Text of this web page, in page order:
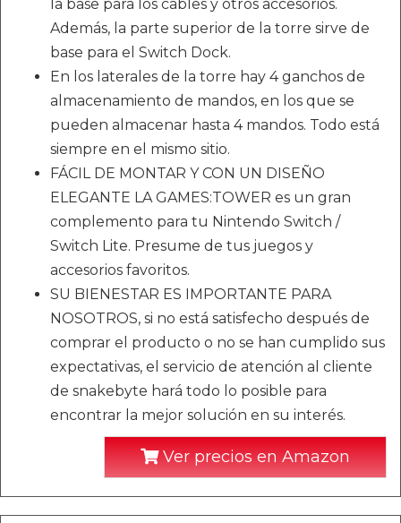
la base para los cables y otros accesorios.
Además, la parte superior de la torre sirve de
base para el Switch Dock.
En los laterales de la torre hay 4 ganchos de
almacenamiento de mandos, en los que se
pueden almacenar hasta 4 mandos. Todo está
siempre en el mismo sitio.
FÁCIL DE MONTAR Y CON UN DISEÑO
ELEGANTE LA GAMES:TOWER es un gran
complemento para tu Nintendo Switch /
Switch Lite. Presume de tus juegos y
accesorios favoritos.
SU BIENESTAR ES IMPORTANTE PARA
NOSOTROS, si no está satisfecho después de
comprar el producto o no se han cumplido sus
expectativas, el servicio de atención al cliente
de snakebyte hará todo lo posible para
encontrar la mejor solución en su interés.
Ver precios en Amazon